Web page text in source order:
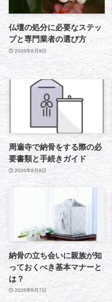
仏壇の処分に必要なステッ
プと専門業者の選び方
2026年8月9日
周遍寺で納骨をする際の必
要書類と手続きガイド
2026年8月8日
納骨の立ち会いに親族が知
っておくべき基本マナーと
は？
2026年8月7日